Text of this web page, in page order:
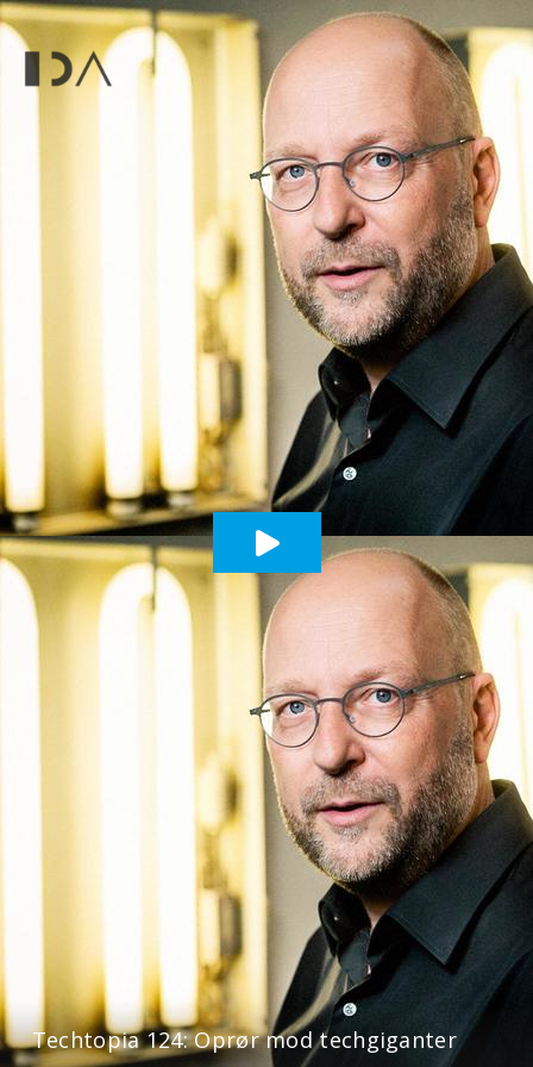
Techtopia 124: Oprør mod techgiganter